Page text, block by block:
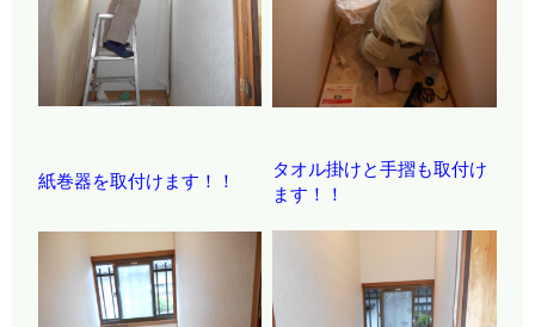
紙巻器を取付けます！！
タオル掛けと手摺も取付け
ます！！